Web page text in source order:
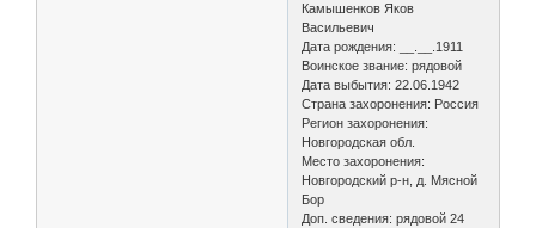
Камышенков Яков
Васильевич
Дата рождения: __.__.1911
Воинское звание: рядовой
Дата выбытия: 22.06.1942
Страна захоронения: Россия
Регион захоронения:
Новгородская обл.
Место захоронения:
Новгородский р-н, д. Мясной
Бор
Доп. сведения: рядовой 24